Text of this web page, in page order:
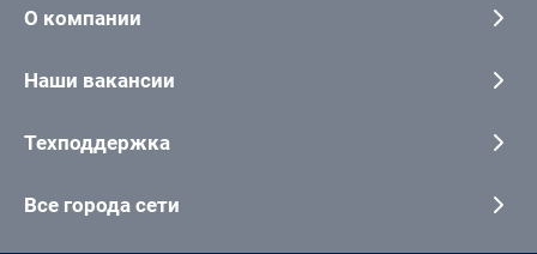
О компании
Наши вакансии
Техподдержка
Все города сети